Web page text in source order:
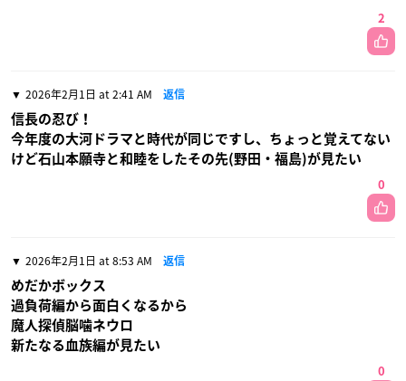
2
2026年2月1日 at 2:41 AM 返信
信長の忍び！
今年度の大河ドラマと時代が同じですし、ちょっと覚えてない
けど石山本願寺と和睦をしたその先(野田・福島)が見たい
0
2026年2月1日 at 8:53 AM 返信
めだかボックス
過負荷編から面白くなるから
魔人探偵脳噛ネウロ
新たなる血族編が見たい
0